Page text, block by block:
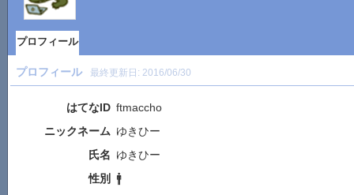
プロフィール
プロフィール 最終更新日: 2016/06/30
はてなID ftmaccho
ニックネーム ゆきひー
氏名 ゆきひー
性別
🚹